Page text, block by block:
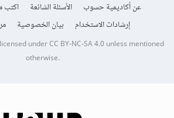
عن أكاديمية حسوب الأسئلة الشائعة اكتب
إرشادات الاستخدام
بيان الخصوصية
underCC BY-NC-SA 4.0unless mentioned
otherwise.